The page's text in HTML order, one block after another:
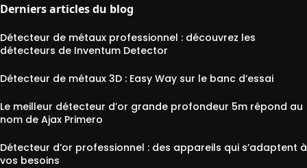
Derniers articles du blog
Détecteur de métaux professionnel : découvrez les
détecteurs de Inventum Detector
Détecteur de métaux 3D : Easy Way sur le banc d’essai
Le meilleur détecteur d’or grande profondeur 5m répond au
nom de Ajax Primero
Détecteur d’or professionnel : des appareils qui s’adaptent à
vos besoins